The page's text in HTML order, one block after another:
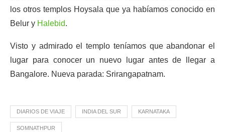
los otros templos Hoysala que ya habíamos conocido en
Belur y Halebid.
Visto y admirado el templo teníamos que abandonar el
lugar para conocer un nuevo lugar antes de llegar a
Bangalore. Nueva parada: Srirangapatnam.
DIARIOS DE VIAJE INDIA DEL SUR KARNATAKA
SOMNATHPUR